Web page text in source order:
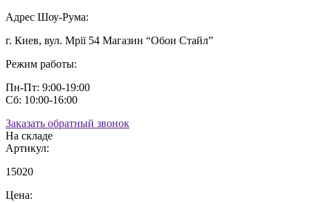
Адрес Шоу-Рума:
г. Киев, вул. Мрії 54 Магазин “Обои Стайл”
Режим работы:
Пн-Пт: 9:00-19:00
Сб: 10:00-16:00
Заказать обратный звонок
На складе
Артикул:
15020
Цена: